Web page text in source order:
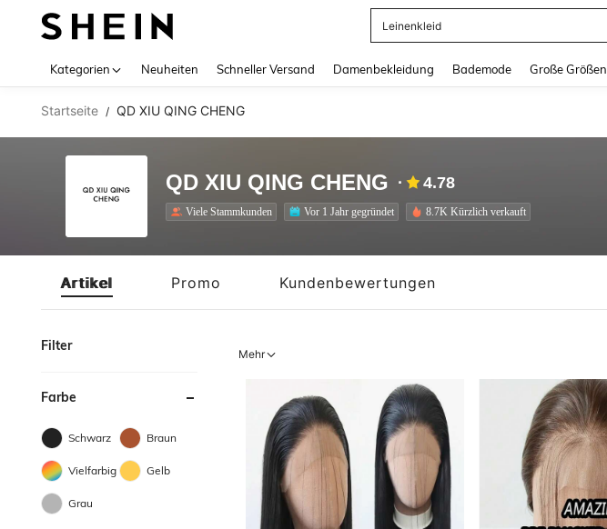
Sommertops
Kategorien Neuheiten Schneller Versand Damenbekleidung Bademode Große Größen
Startseite / QD XIU QING CHENG
QD XIU QING CHENG 4.78
Viele Stammkunden Vor 1 Jahr gegründet 8.7K Kürzlich verkauft
Artikel Promo Kundenbewertungen
Filter
Farbe
Schwarz Braun
Vielfarbig Gelb
Grau
Mehr